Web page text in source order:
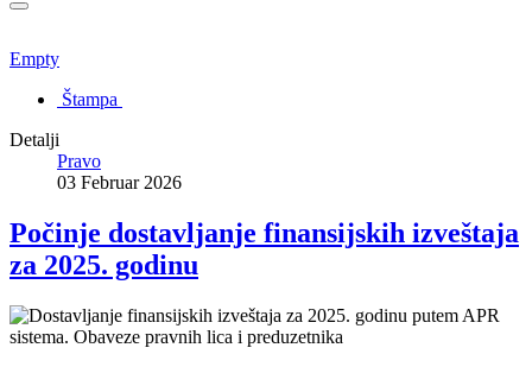
Empty
Štampa
Detalji
Pravo
03 Februar 2026
Počinje dostavljanje finansijskih izveštaja
za 2025. godinu